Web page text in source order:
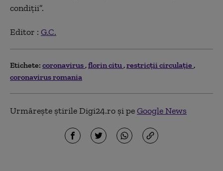
condiții”.
Editor : G.C.
Etichete: coronavirus florin citu restricţii circulaţie
coronavirus romania
Urmărește știrile Digi24.ro și peGoogle News